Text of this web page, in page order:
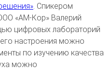
. Спикером
«АМ-Кор» Валерий
цифровых лабораторий
настроения можно
по изучению качества
можно